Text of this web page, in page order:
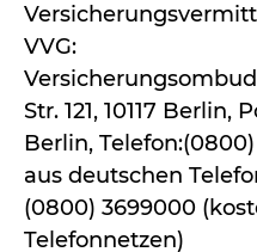
VVG:
Str. 121, 10117 Berlin,
Berlin,
aus deutschen
(0800) 3699000
Telefonnetzen)